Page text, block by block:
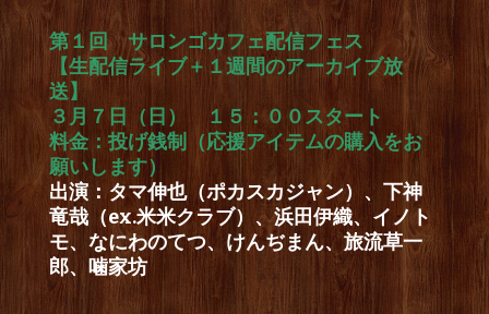
第１回 サロンゴカフェ配信フェス
【生配信ライブ＋１週間のアーカイブ放
送】
３月７日（日） １５：００スタート
料金：投げ銭制（応援アイテムの購入をお
願いします）
出演：タマ伸也（ポカスカジャン）、下神
竜哉（ex.米米クラブ）、浜田伊織、イノト
モ、なにわのてつ、けんぢまん、旅流草一
郎、噛家坊